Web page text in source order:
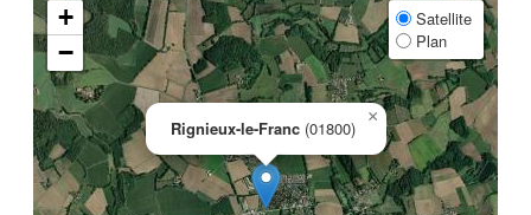
Rignieux-le-Franc (01800)
×
+
−
Satellite
Plan